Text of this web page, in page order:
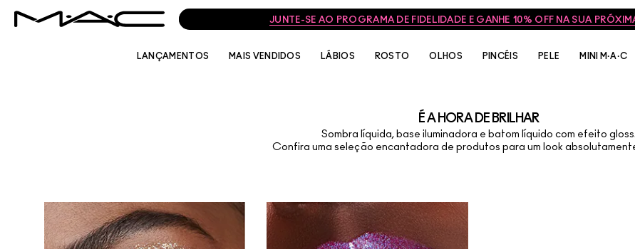
JUNTE-SE AO PROGRAMA DE FIDELIDADE E GANHE 10% OFF NA SUA
LANÇAMENTOS MAIS VENDIDOS LÁBIOS ROSTO OLHOS PINCÉIS PELE MINI M·A·C
É A HORA DE BRILHAR
Sombra líquida, base iluminadora e batom líquido com efeito gloss.
Confira uma seleção encantadora de produtos para um look